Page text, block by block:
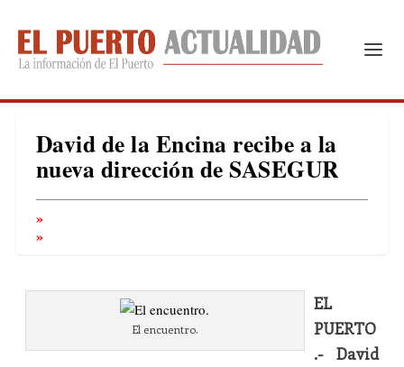
David de la Encina recibe a la
nueva dirección de SASEGUR
El encuentro.
EL
PUERTO
.- David